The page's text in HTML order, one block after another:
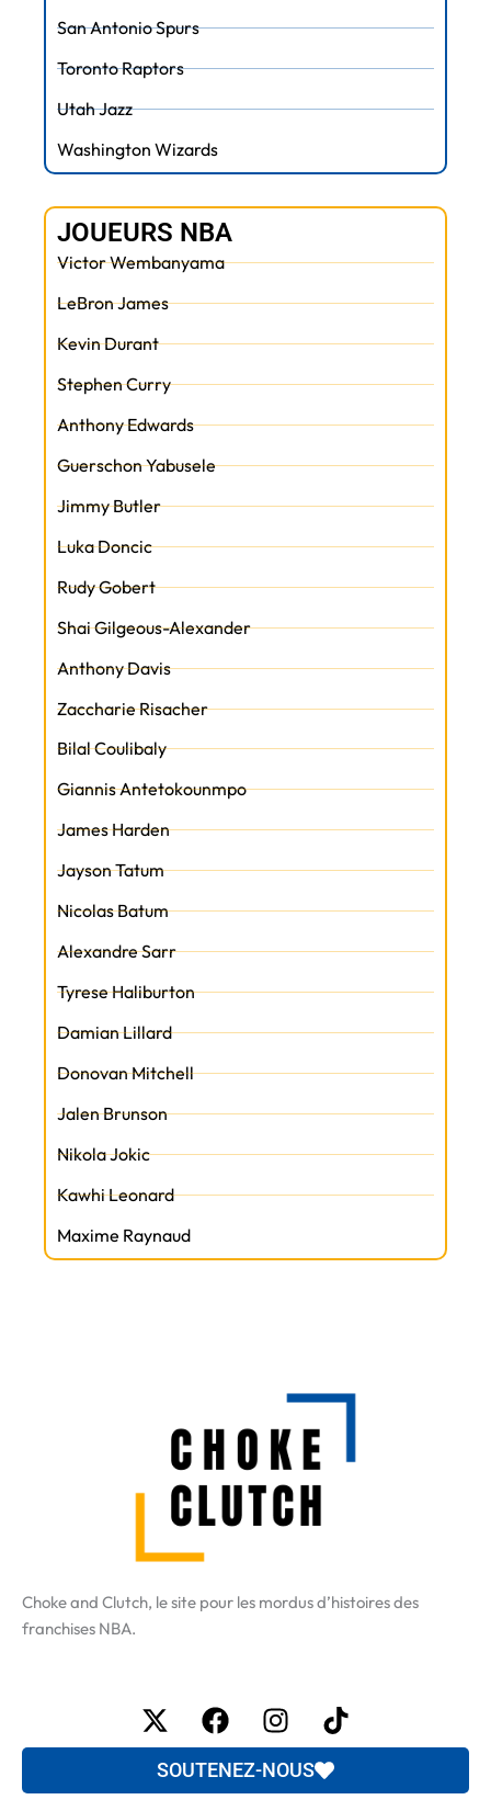
San Antonio Spurs
Toronto Raptors
Utah Jazz
Washington Wizards
JOUEURS NBA
Victor Wembanyama
LeBron James
Kevin Durant
Stephen Curry
Anthony Edwards
Guerschon Yabusele
Jimmy Butler
Luka Doncic
Rudy Gobert
Shai Gilgeous-Alexander
Anthony Davis
Zaccharie Risacher
Bilal Coulibaly
Giannis Antetokounmpo
James Harden
Jayson Tatum
Nicolas Batum
Alexandre Sarr
Tyrese Haliburton
Damian Lillard
Donovan Mitchell
Jalen Brunson
Nikola Jokic
Kawhi Leonard
Maxime Raynaud
Choke and Clutch, le site pour les mordus d’histoires des
franchises NBA.
X-
twitter
FacebookInstagram
Tiktok
SOUTENEZ-NOUS